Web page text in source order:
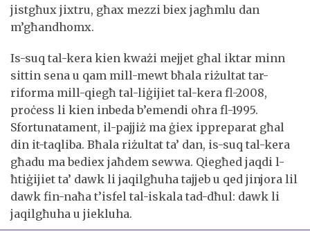
jistgħux jixtru, għax mezzi biex jagħmlu dan
m’għandhomx.
Is-suq tal-kera kien kważi mejjet għal iktar minn
sittin sena u qam mill-mewt bħala riżultat tar-
riforma mill-qiegħ tal-liġijiet tal-kera fl-2008,
proċess li kien inbeda b’emendi oħra fl-1995.
Sfortunatament, il-pajjiż ma ġiex ippreparat għal
din it-taqliba. Bħala riżultat ta’ dan, is-suq tal-kera
għadu ma bediex jaħdem sewwa. Qiegħed jaqdi l-
ħtiġijiet ta’ dawk li jaqilgħuha tajjeb u qed jinjora lil
dawk fin-naħa t’isfel tal-iskala tad-dħul: dawk li
jaqilgħuha u jiekluha.